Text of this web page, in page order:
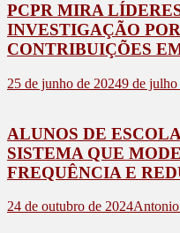
PCPR MIRA
INVESTIGAÇÃO
CONTRIBUIÇÕES
25 de junho de 20249 de julho
ALUNOS DE
SISTEMA QUE
FREQUÊNCIA E
24 de outubro de 2024